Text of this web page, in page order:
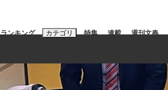
ランキング カテゴリ 特集 連載 週刊文春